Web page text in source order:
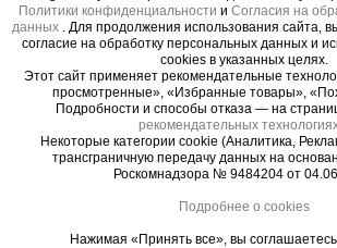
Ступени соединены с боковыми
прочным, завальцованным крепежом.
Важные
эффективная
Качество материалов
Политики конфиденциальности и Согласия на
данных
. Для продолжения использования сайта,
согласие на обработку персональных данных и
cookies в указанных целях.
Этот сайт применяет рекомендательные
просмотренные», «Избранные товары»,
Подробности и способы отказа — на
рекомендательных
Некоторые категории cookie (Аналитика,
трансграничную передачу данных на
Роскомнадзора № 9484204 от
Подробнее о cookies
Нажимая «Принять все», вы соглашаетесь